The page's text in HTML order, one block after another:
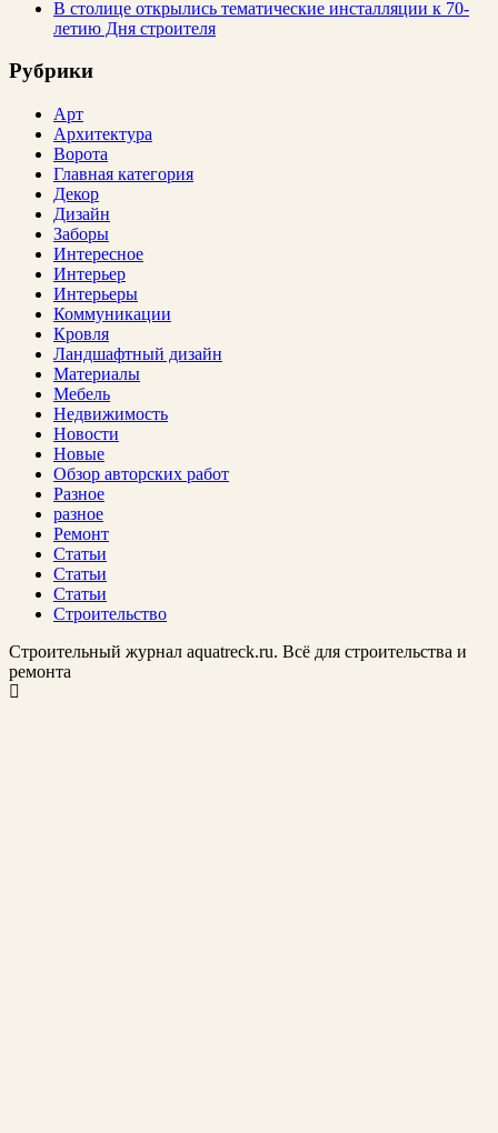
В столице открылись тематические инсталляции к 70-
летию Дня строителя
Рубрики
Арт
Архитектура
Ворота
Главная категория
Декор
Дизайн
Заборы
Интересное
Интерьер
Интерьеры
Коммуникации
Кровля
Ландшафтный дизайн
Материалы
Мебель
Недвижимость
Новости
Новые
Обзор авторских работ
Разное
разное
Ремонт
Статьи
Статьи
Статьи
Строительство
Строительный журнал aquatreck.ru. Всё для строительства и
ремонта